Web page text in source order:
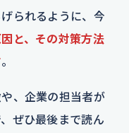
られるように、今
と、その対策方法
。
、企業の担当者が
ぜひ最後まで読ん